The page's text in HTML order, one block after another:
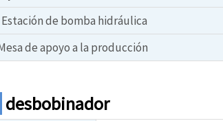
Estación de bomba hidráulica
de apoyo a la producción
desbobinador